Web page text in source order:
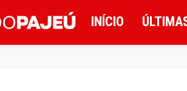
INÍCIO